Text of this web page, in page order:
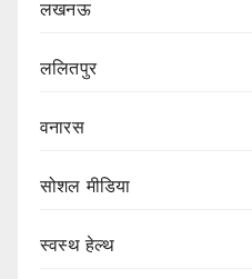
लखनऊ
ललितपुर
वनारस
सोशल मीडिया
स्वस्थ हेल्थ